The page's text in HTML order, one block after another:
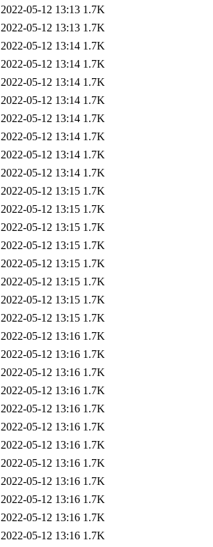
2022-05-12 13:13 1.7K
2022-05-12 13:13 1.7K
2022-05-12 13:14 1.7K
2022-05-12 13:14 1.7K
2022-05-12 13:14 1.7K
2022-05-12 13:14 1.7K
2022-05-12 13:14 1.7K
2022-05-12 13:14 1.7K
2022-05-12 13:14 1.7K
2022-05-12 13:14 1.7K
2022-05-12 13:15 1.7K
2022-05-12 13:15 1.7K
2022-05-12 13:15 1.7K
2022-05-12 13:15 1.7K
2022-05-12 13:15 1.7K
2022-05-12 13:15 1.7K
2022-05-12 13:15 1.7K
2022-05-12 13:15 1.7K
2022-05-12 13:16 1.7K
2022-05-12 13:16 1.7K
2022-05-12 13:16 1.7K
2022-05-12 13:16 1.7K
2022-05-12 13:16 1.7K
2022-05-12 13:16 1.7K
2022-05-12 13:16 1.7K
2022-05-12 13:16 1.7K
2022-05-12 13:16 1.7K
2022-05-12 13:16 1.7K
2022-05-12 13:16 1.7K
2022-05-12 13:16 1.7K